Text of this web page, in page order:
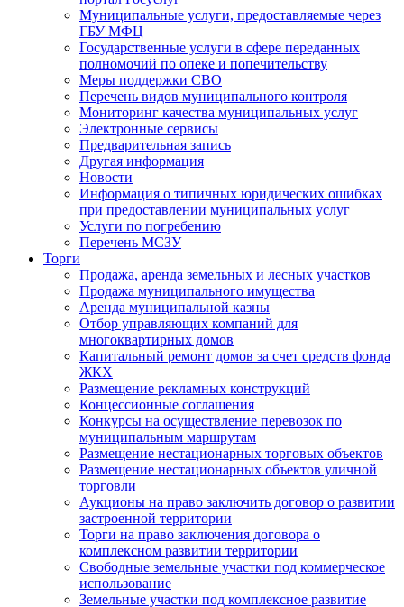
Муниципальные услуги, предоставляемые через
ГБУ МФЦ
Государственные услуги в сфере переданных
полномочий по опеке и попечительству
Меры поддержки СВО
Перечень видов муниципального контроля
Мониторинг качества муниципальных услуг
Электронные сервисы
Предварительная запись
Другая информация
Новости
Информация о типичных юридических ошибках
при предоставлении муниципальных услуг
Услуги по погребению
Перечень МСЗУ
Торги
Продажа, аренда земельных и лесных участков
Продажа муниципального имущества
Аренда муниципальной казны
Отбор управляющих компаний для
многоквартирных домов
Капитальный ремонт домов за счет средств фонда
ЖКХ
Размещение рекламных конструкций
Концессионные соглашения
Конкурсы на осуществление перевозок по
муниципальным маршрутам
Размещение нестационарных торговых объектов
Размещение нестационарных объектов уличной
торговли
Аукционы на право заключить договор о развитии
застроенной территории
Торги на право заключения договора о
комплексном развитии территории
Свободные земельные участки под коммерческое
использование
Земельные участки под комплексное развитие